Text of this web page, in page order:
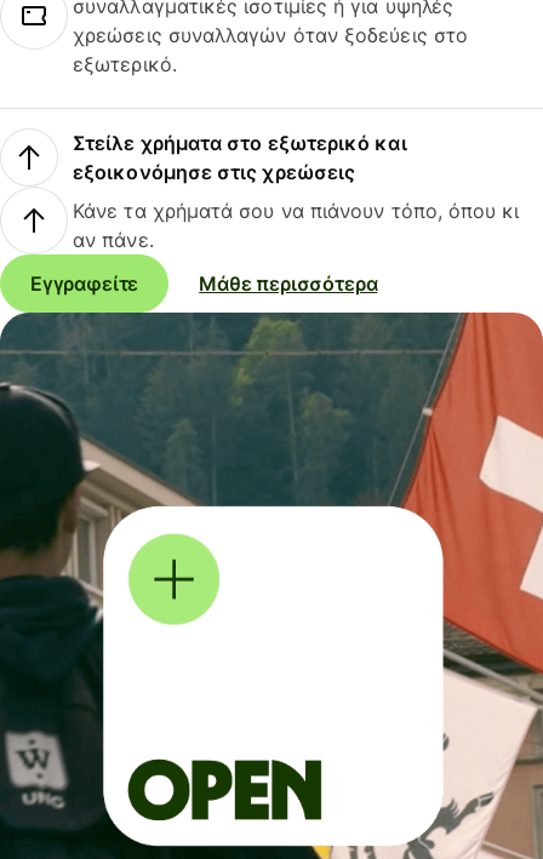
συναλλαγματικές ισοτιμίες ή για υψηλές
χρεώσεις συναλλαγών όταν ξοδεύεις στο
εξωτερικό.
Στείλε χρήματα στο εξωτερικό και
εξοικονόμησε στις χρεώσεις
Κάνε τα χρήματά σου να πιάνουν τόπο, όπου κι
αν πάνε.
Εγγραφείτε
Μάθε περισσότερα